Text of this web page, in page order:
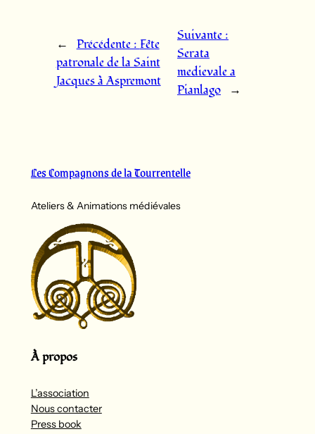
← Précédente : Fête
patronale de la Saint
Jacques à Aspremont
Suivante :
Serata
medievale a
Pianlago
→
Les Compagnons de la Tourrentelle
Ateliers & Animations médiévales
À propos
L’association
Nous contacter
Press book